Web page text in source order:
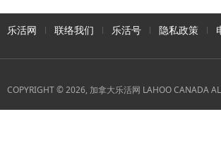
乐活网 联络我们 乐活号 隐私政策
COPYRIGHT © 2026, 加拿大乐活网 LAHOO CANADA